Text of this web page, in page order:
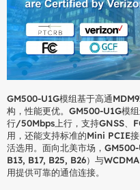
GM500-U1G模组基于高通
构，性能更优。GM500-U1G模
行/50Mbps上行，支持GNSS、
用，还能支持标准的Mini PCIE
活选用。面向北美市场，
B13, B17, B25, B26）与
用提供可靠的通信连接。